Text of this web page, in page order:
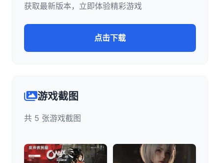
获取最新版本，立即体验精彩游戏
点击下载
游戏截图
共 5 张游戏截图